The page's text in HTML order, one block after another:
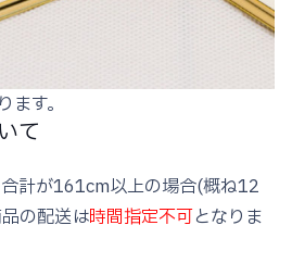
す。
て
計が161cm以上の場合(概ね12
の配送は時間指定不可となりま